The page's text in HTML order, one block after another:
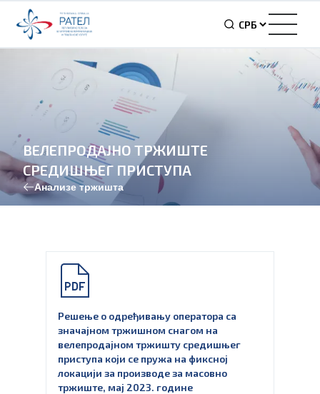
ВЕЛЕПРОДАЈНО ТРЖИШТЕ
СРЕДИШЊЕГ ПРИСТУПА
Анализе тржишта
Решење о одређивању оператора са
значајном тржишном снагом на
велепродајном тржишту средишњег
приступа који се пружа на фиксној
локацији за производе за масовно
тржиште, мај 2023. године